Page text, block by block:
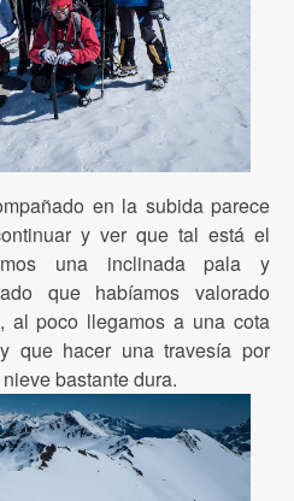
en la subida parece
y ver que tal está el
una inclinada pala y
que habíamos valorado
al poco llegamos a una cota
que hacer una travesía por
bastante dura.